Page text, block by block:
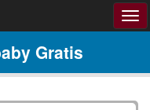
Gratis